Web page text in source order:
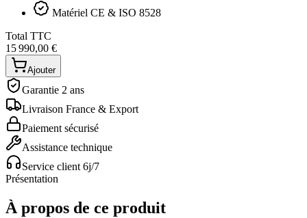
Matériel CE & ISO 8528
Total TTC
15 990,00 €
Ajouter
Garantie 2 ans
Livraison France & Export
Paiement sécurisé
Assistance technique
Service client 6j/7
Présentation
À propos de ce produit